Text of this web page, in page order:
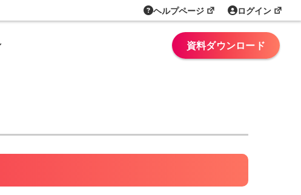
ヘルプページ ログイン
資料ダウンロード